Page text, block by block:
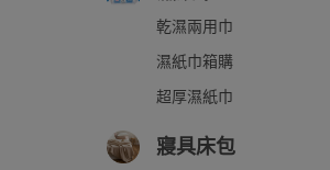
乾濕兩用巾
濕紙巾箱購
超厚濕紙巾
寢具床包